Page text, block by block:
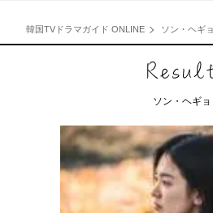
韓国TVドラマガイド ONLINE ソン・ヘギョ
ソン・ヘギョ